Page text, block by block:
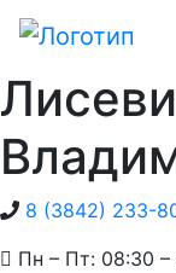
8 (3842) 233-
Пн – Пт: 08:30 –